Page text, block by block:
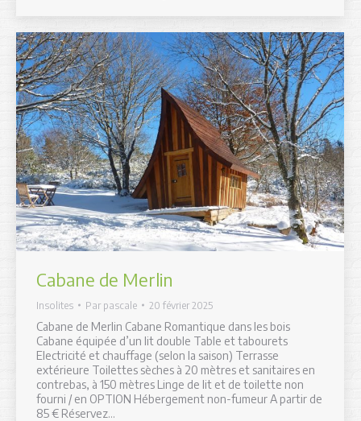
Cabane de Merlin
Insolites Par pascale 20 février 2025
Cabane de Merlin Cabane Romantique dans les bois
Cabane équipée d’un lit double Table et tabourets
Electricité et chauffage (selon la saison) Terrasse
extérieure Toilettes sèches à 20 mètres et sanitaires en
contrebas, à 150 mètres Linge de lit et de toilette non
fourni / en OPTION Hébergement non-fumeur A partir de
85 € Réservez…